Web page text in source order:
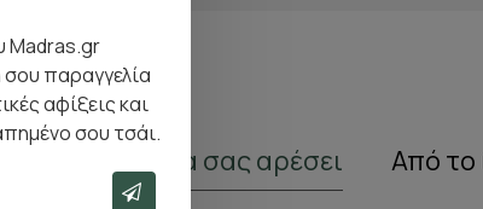
Madras.gr
παραγγελία
αφίξεις και
σου τσάι.
Μπορεί να σας αρέσει Από το